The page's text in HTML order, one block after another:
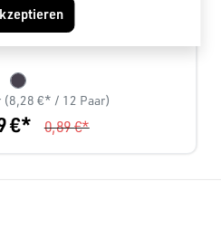
3520 NYLOTEX
(8,28 €* / 12 Paar)
€* 0,89 €*